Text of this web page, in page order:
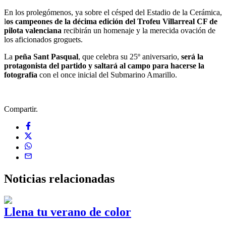
En los prolegómenos, ya sobre el césped del Estadio de la Cerámica,
los campeones de la décima edición del Trofeu Villarreal CF de
pilota valenciana recibirán un homenaje y la merecida ovación de
los aficionados groguets.
La peña Sant Pasqual, que celebra su 25º aniversario, será la
protagonista del partido y saltará al campo para hacerse la
fotografía con el once inicial del Submarino Amarillo.
Compartir.
Noticias relacionadas
Llena tu verano de color